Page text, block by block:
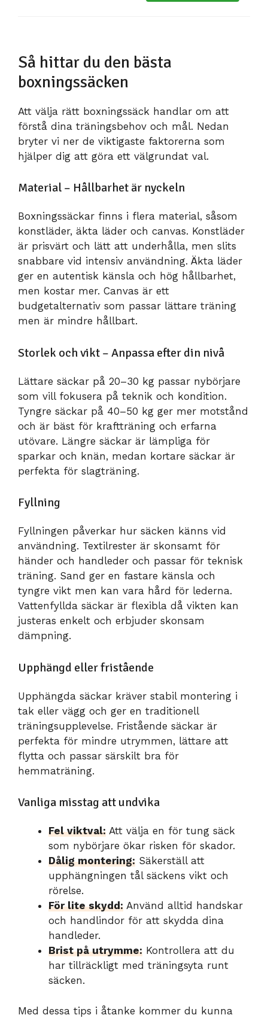
Så hittar du den bästa
boxningssäcken
Att välja rätt boxningssäck handlar om att
förstå dina träningsbehov och mål. Nedan
bryter vi ner de viktigaste faktorerna som
hjälper dig att göra ett välgrundat val.
Material – Hållbarhet är nyckeln
Boxningssäckar finns i flera material, såsom
konstläder, äkta läder och canvas. Konstläder
är prisvärt och lätt att underhålla, men slits
snabbare vid intensiv användning. Äkta läder
ger en autentisk känsla och hög hållbarhet,
men kostar mer. Canvas är ett
budgetalternativ som passar lättare träning
men är mindre hållbart.
Storlek och vikt – Anpassa efter din nivå
Lättare säckar på 20–30 kg passar nybörjare
som vill fokusera på teknik och kondition.
Tyngre säckar på 40–50 kg ger mer motstånd
och är bäst för kraftträning och erfarna
utövare. Längre säckar är lämpliga för
sparkar och knän, medan kortare säckar är
perfekta för slagträning.
Fyllning
Fyllningen påverkar hur säcken känns vid
användning. Textilrester är skonsamt för
händer och handleder och passar för teknisk
träning. Sand ger en fastare känsla och
tyngre vikt men kan vara hård för lederna.
Vattenfyllda säckar är flexibla då vikten kan
justeras enkelt och erbjuder skonsam
dämpning.
Upphängd eller fristående
Upphängda säckar kräver stabil montering i
tak eller vägg och ger en traditionell
träningsupplevelse. Fristående säckar är
perfekta för mindre utrymmen, lättare att
flytta och passar särskilt bra för
hemmaträning.
Vanliga misstag att undvika
Fel viktval: Att välja en för tung säck
som nybörjare ökar risken för skador.
Dålig montering: Säkerställ att
upphängningen tål säckens vikt och
rörelse.
För lite skydd: Använd alltid handskar
och handlindor för att skydda dina
handleder.
Brist på utrymme: Kontrollera att du
har tillräckligt med träningsyta runt
säcken.
Med dessa tips i åtanke kommer du kunna